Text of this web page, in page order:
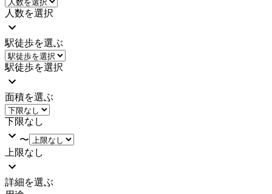
人数を選択
駅徒歩を選ぶ
駅徒歩を選択
面積を選ぶ
下限なし
〜
上限なし
詳細を選ぶ